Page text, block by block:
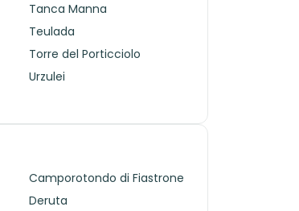
Tanca Manna
Teulada
Torre del Porticciolo
Urzulei
Camporotondo di Fiastrone
Deruta